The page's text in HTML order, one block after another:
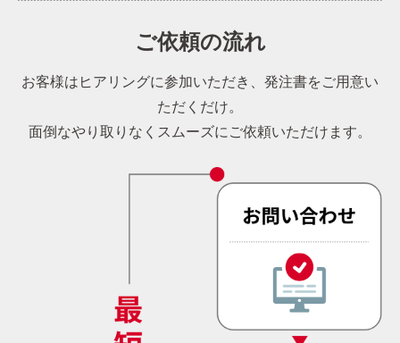
ご依頼の流れ
お客様はヒアリングに参加いただき、発注書をご用意い
ただくだけ。
面倒なやり取りなくスムーズにご依頼いただけます。